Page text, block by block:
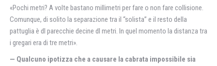
«Pochi metri? A volte bastano millimetri per fare o non fare collisione.
Comunque, di solito la separazione tra il “solista” e il resto della
pattuglia è dl parecchie decine dl metri. In quel momento la distanza tra
i gregari era di tre metri».
— Qualcuno ipotizza che a causare la cabrata impossibile sia